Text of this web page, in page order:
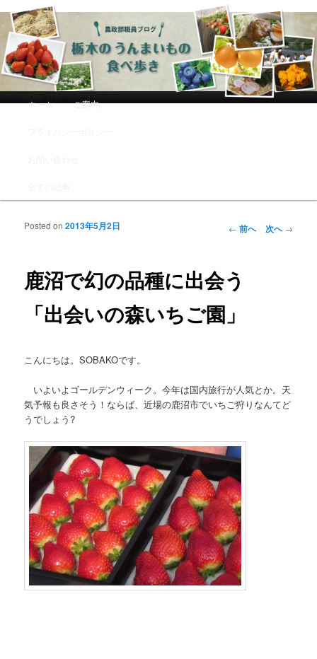
農政部職員ブログ「栃木のうんまい
もの食べ歩き」
メインコンテンツへ移動
サブコンテンツへ移動
ホーム ご案内
投稿ナビゲーシ
← 前へ 次へ→
鹿沼で幻の品種に出会う
「出会いの森いちご園」
Posted on2013年5月2日
こんにちは。SOBAKOです。
いよいよゴールデンウィーク。今年は国内旅行が人気とか。天
気予報も良さそう！ならば、近場の鹿沼市でいちご狩りなんてど
うでしょう?